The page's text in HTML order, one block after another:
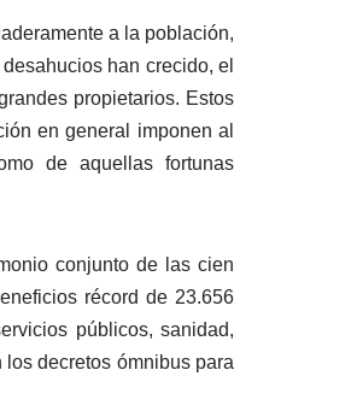
a la población,
han crecido, el
propietarios. Estos
en general imponen al
de aquellas fortunas
conjunto de las cien
récord de 23.656
públicos, sanidad,
decretos ómnibus para